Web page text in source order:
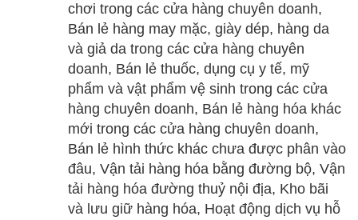
chơi trong các cửa hàng chuyên doanh,
Bán lẻ hàng may mặc, giày dép, hàng da
và giả da trong các cửa hàng chuyên
doanh, Bán lẻ thuốc, dụng cụ y tế, mỹ
phẩm và vật phẩm vệ sinh trong các cửa
hàng chuyên doanh, Bán lẻ hàng hóa khác
mới trong các cửa hàng chuyên doanh,
Bán lẻ hình thức khác chưa được phân vào
đâu, Vận tải hàng hóa bằng đường bộ, Vận
tải hàng hóa đường thuỷ nội địa, Kho bãi
và lưu giữ hàng hóa, Hoạt động dịch vụ hỗ